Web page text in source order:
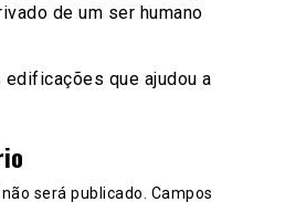
de um ser humano
que ajudou a
será publicado. Campos